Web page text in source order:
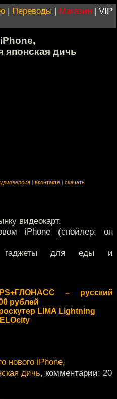
| Переводы | Магазин | VIP
японская дичь
вконтакте скачать
видеокарт.
iPhone (спойлер: он
гаджеты для еды и
– русский
рублей
LIMA Lightning
нового iPhone,
дичь, комментарии: 20